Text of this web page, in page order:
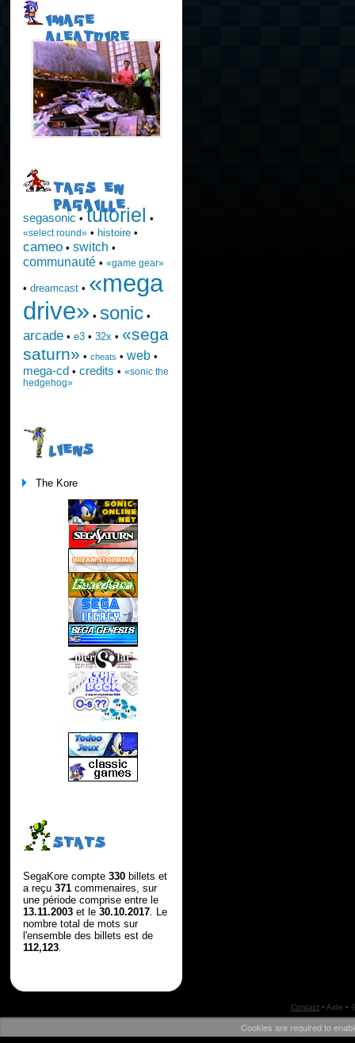
IMAGE
ALEATOIRE
TAGS EN
PAGAILLE
segasonic • tutoriel •
«select round»• histoire•
cameo• switch •
communauté• «game gear»
• dreamcast• «mega
drive» • sonic•
arcade• e3• 32x • «sega
saturn» • cheats • web•
mega-cd • credits • «sonic the
hedgehog»
LIENS
The Kore
STATS
SegaKore compte 330billets et
a reçu 371commenaires, sur
une période comprise entre le
13.11.2003et le 30.10.2017. Le
nombre total de mots sur
l'ensemble des billets est de
112,123.
Contact• Aide •
Cookies are required to